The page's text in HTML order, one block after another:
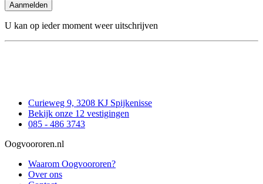
Aanmelden
U kan op ieder moment weer uitschrijven
Curieweg 9, 3208 KJ Spijkenisse
Bekijk onze 12 vestigingen
085 - 486 3743
Oogvoororen.nl
Waarom Oogvoororen?
Over ons